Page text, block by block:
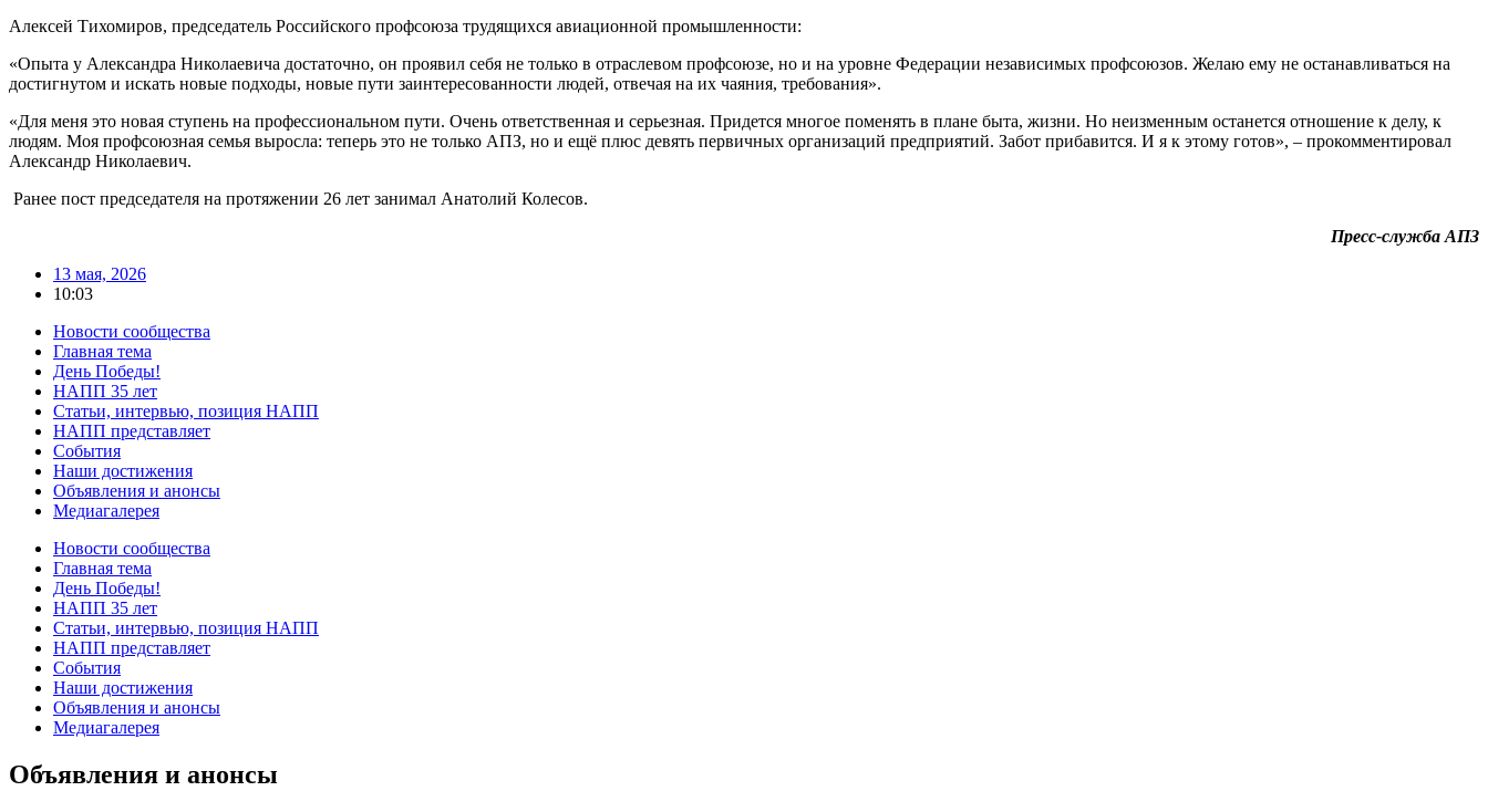
Алексей Тихомиров, председатель Российского профсоюза трудящихся авиационной промышленности:
«Опыта у Александра Николаевича достаточно, он проявил себя не только в отраслевом профсоюзе, но и на уровне Федерации независимых профсоюзов. Желаю ему не останавливаться на
достигнутом и искать новые подходы, новые пути заинтересованности людей, отвечая на их чаяния, требования».
«Для меня это новая ступень на профессиональном пути. Очень ответственная и серьезная. Придется многое поменять в плане быта, жизни. Но неизменным останется отношение к делу, к
людям. Моя профсоюзная семья выросла: теперь это не только АПЗ, но и ещё плюс девять первичных организаций предприятий. Забот прибавится. И я к этому готов», – прокомментировал
Александр Николаевич.
Ранее пост председателя на протяжении 26 лет занимал Анатолий Колесов.
Пресс-служба АПЗ
13 мая, 2026
10:03
Новости сообщества
Главная тема
День Победы!
НАПП 35 лет
Статьи, интервью, позиция НАПП
НАПП представляет
События
Наши достижения
Объявления и анонсы
Медиагалерея
Новости сообщества
Главная тема
День Победы!
НАПП 35 лет
Статьи, интервью, позиция НАПП
НАПП представляет
События
Наши достижения
Объявления и анонсы
Медиагалерея
Объявления и анонсы